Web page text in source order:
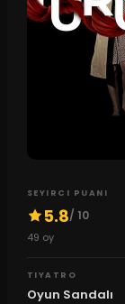
SEYIRCI PUANI
5.8/ 10
49 oy
TIYATRO
Oyun Sandalı